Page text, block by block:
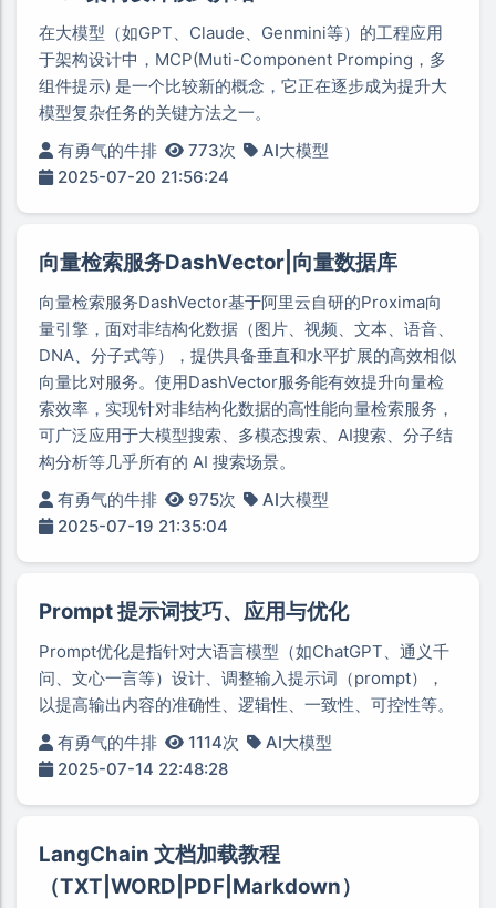
在大模型（如GPT、Claude、Genmini等）的工程应用
于架构设计中，MCP(Muti-Component Promping，多
组件提示) 是一个比较新的概念，它正在逐步成为提升大
模型复杂任务的关键方法之一。
有勇气的牛排
773次
AI大模型
2025-07-20 21:56:24
向量检索服务DashVector|向量数据库
向量检索服务DashVector基于阿里云自研的Proxima向
量引擎，面对非结构化数据（图片、视频、文本、语音、
DNA、分子式等），提供具备垂直和水平扩展的高效相似
向量比对服务。使用DashVector服务能有效提升向量检
索效率，实现针对非结构化数据的高性能向量检索服务，
可广泛应用于大模型搜索、多模态搜索、AI搜索、分子结
构分析等几乎所有的 AI 搜索场景。
有勇气的牛排
975次
AI大模型
2025-07-19 21:35:04
Prompt 提示词技巧、应用与优化
Prompt优化是指针对大语言模型（如ChatGPT、通义千
问、文心一言等）设计、调整输入提示词（prompt），
以提高输出内容的准确性、逻辑性、一致性、可控性等。
有勇气的牛排
1114次
AI大模型
2025-07-14 22:48:28
LangChain 文档加载教程
（TXT|WORD|PDF|Markdown）